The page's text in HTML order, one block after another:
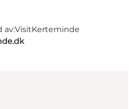
av:VisitKerteminde